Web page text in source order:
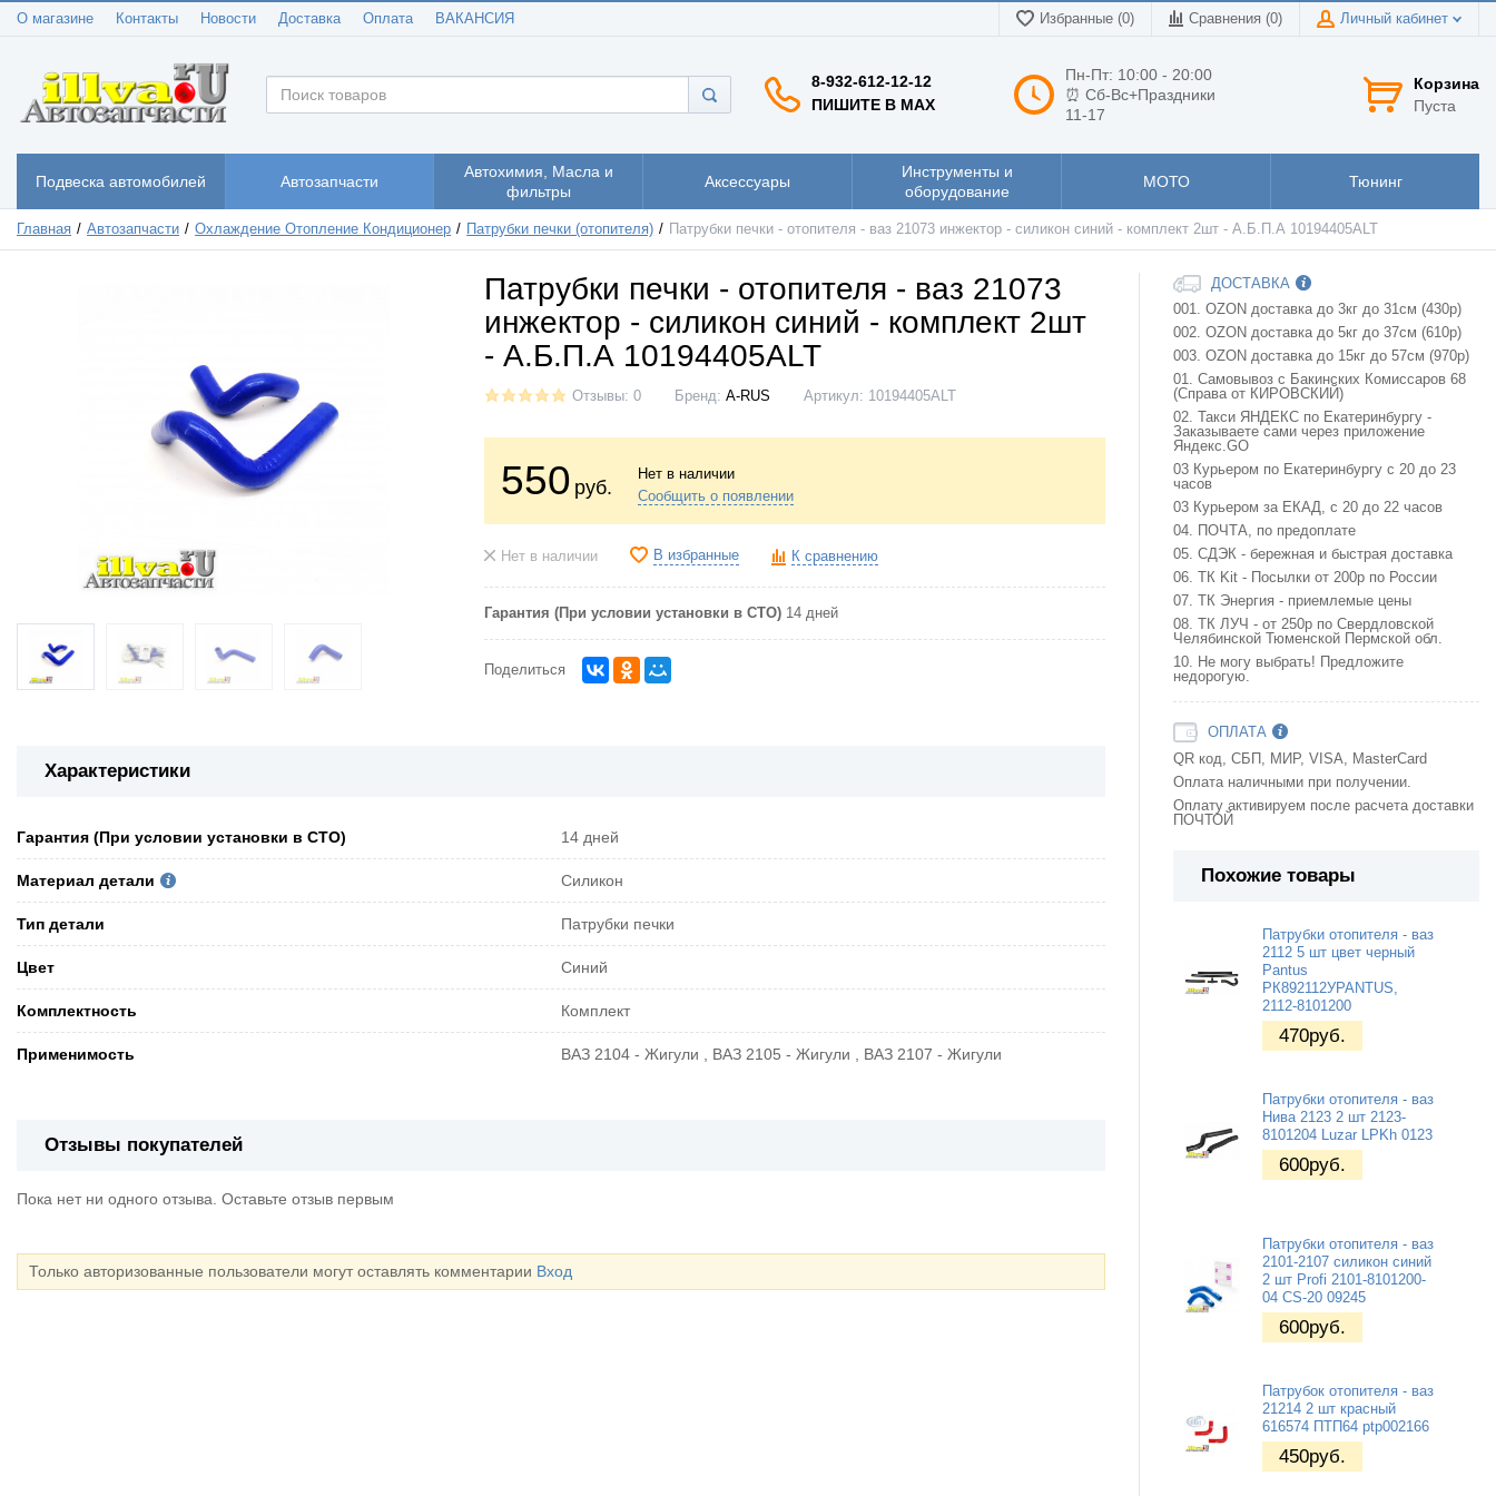
О магазине Контакты Новости Доставка Оплата ВАКАНСИЯ Избранные (0) Сравнения (0) Личный кабинет
8-932-612-12-12
ПИШИТЕ В MAX
Пн-Пт: 10:00 - 20:00
⏰ Сб-Вс+Праздники
11-17
Корзина
Пуста
Подвеска автомобилей Автозапчасти
Автохимия, Масла и
фильтры
Аксессуары
Инструменты и
оборудование
МОТО Тюнинг
Главная Автозапчасти Охлаждение Отопление Кондиционер Патрубки печки (отопителя) Патрубки печки - отопителя - ваз 21073 инжектор - силикон синий - комплект 2шт - А.Б.П.А 10194405ALT
Патрубки печки - отопителя - ваз 21073
инжектор - силикон синий - комплект 2шт
- А.Б.П.А 10194405ALT
Отзывы: 0 Бренд: A-RUS Артикул: 10194405ALT
550 руб.
Нет в наличии
Сообщить о появлении
Нет в наличии В избранные К сравнению
Гарантия (При условии установки в СТО) 14 дней
Поделиться
Характеристики
Гарантия (При условии установки в СТО) 14 дней
Материал детали Силикон
Тип детали Патрубки печки
Цвет Синий
Комплектность Комплект
Применимость ВАЗ 2104 - Жигули , ВАЗ 2105 - Жигули , ВАЗ 2107 - Жигули
Отзывы покупателей
Пока нет ни одного отзыва. Оставьте отзыв первым
Только авторизованные пользователи могут оставлять комментарии Вход
ДОСТАВКА
001. OZON доставка до 3кг до 31см (430р)
002. OZON доставка до 5кг до 37см (610р)
003. OZON доставка до 15кг до 57см (970р)
01. Самовывоз с Бакинских Комиссаров 68
(Справа от КИРОВСКИЙ)
02. Такси ЯНДЕКС по Екатеринбургу -
Заказываете сами через приложение
Яндекс.GO
03 Курьером по Екатеринбургу с 20 до 23
часов
03 Курьером за ЕКАД, с 20 до 22 часов
04. ПОЧТА, по предоплате
05. СДЭК - бережная и быстрая доставка
06. ТК Kit - Посылки от 200р по России
07. ТК Энергия - приемлемые цены
08. ТК ЛУЧ - от 250р по Свердловской
Челябинской Тюменской Пермской обл.
10. Не могу выбрать! Предложите
недорогую.
ОПЛАТА
QR код, СБП, МИР, VISA, MasterCard
Оплата наличными при получении.
Оплату активируем после расчета доставки
ПОЧТОЙ
Похожие товары
Патрубки отопителя - ваз
2112 5 шт цвет черный
Pantus
РК892112УPANTUS,
2112-8101200
470руб.
Патрубки отопителя - ваз
Нива 2123 2 шт 2123-
8101204 Luzar LPKh 0123
600руб.
Патрубки отопителя - ваз
2101-2107 силикон синий
2 шт Profi 2101-8101200-
04 CS-20 09245
600руб.
Патрубок отопителя - ваз
21214 2 шт красный
616574 ПТП64 ptp002166
450руб.